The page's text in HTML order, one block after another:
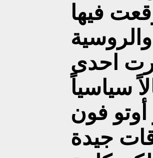
فيها
1880 نشرت احدى
سياسياً
فون
جيدة